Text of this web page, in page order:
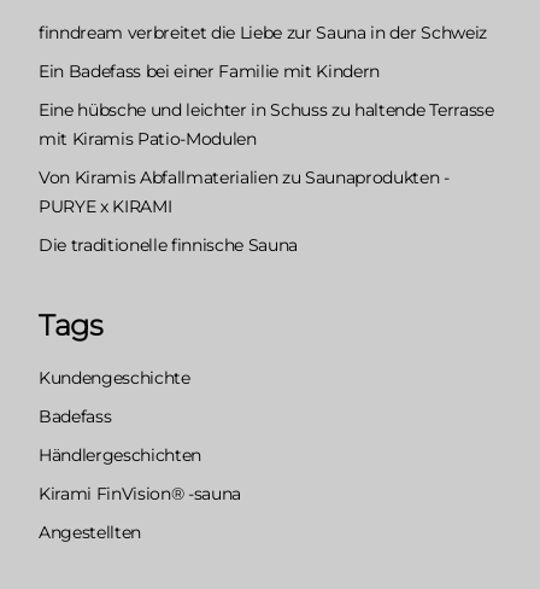
finndream verbreitet die Liebe zur Sauna in der Schweiz
Ein Badefass bei einer Familie mit Kindern
Eine hübsche und leichter in Schuss zu haltende Terrasse
mit Kiramis Patio-Modulen
Von Kiramis Abfallmaterialien zu Saunaprodukten -
PURYE x KIRAMI
Die traditionelle finnische Sauna
Tags
Kundengeschichte
Badefass
Händlergeschichten
Kirami FinVision® -sauna
Angestellten